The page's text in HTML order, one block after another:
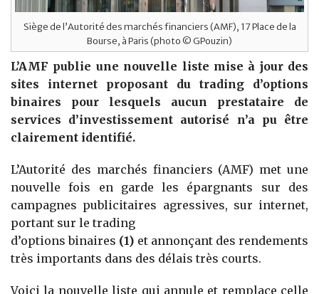
Siège de l’Autorité des marchés financiers (AMF), 17 Place de la
Bourse, à Paris (photo © GPouzin)
L’AMF publie une nouvelle liste mise à jour des
sites internet proposant du trading d’options
binaires pour lesquels aucun prestataire de
services d’investissement autorisé n’a pu être
clairement identifié.
L’Autorité des marchés financiers (AMF) met une
nouvelle fois en garde les épargnants sur des
campagnes publicitaires agressives, sur internet,
portant sur le trading
d’options binaires (1) et annonçant des rendements
très importants dans des délais très courts.
Voici la nouvelle liste qui annule et remplace celle